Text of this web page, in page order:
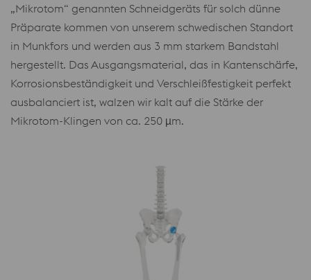
„Mikrotom“ genannten Schneidgeräts für solch dünne
Präparate kommen von unserem schwedischen Standort
in Munkfors und werden aus 3 mm starkem Bandstahl
hergestellt. Das Ausgangsmaterial, das in Kantenschärfe,
Korrosionsbeständigkeit und Verschleißfestigkeit perfekt
ausbalanciert ist, walzen wir kalt auf die Stärke der
Mikrotom-Klingen von ca. 250 µm.